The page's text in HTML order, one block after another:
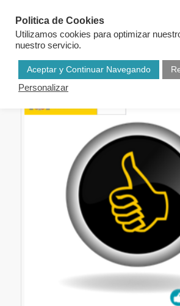
Politica de Cookies
Utilizamos cookies para optimizar
nuestro servicio.
Aceptar y Continuar Navegando
Personalizar